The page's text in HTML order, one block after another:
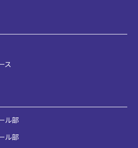
ス
ル部
ル部